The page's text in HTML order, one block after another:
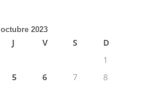
octubre 2023
J V S
D
1
5 6 7
8